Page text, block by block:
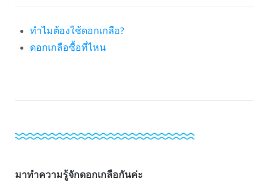
ทำไมต้องใช้ดอกเกลือ?
ดอกเกลือซื้อที่ไหน
มาทำความรู้จักดอกเกลือกันค่ะ